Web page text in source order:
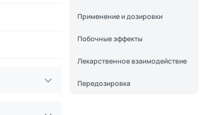
Применение и дозировки
Побочные эффекты
Лекарственное взаимодействие
Передозировка